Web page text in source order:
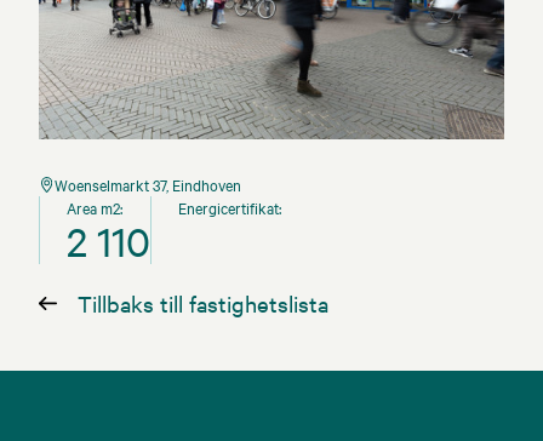
Woenselmarkt 37, Eindhoven
Area m2:
2 110
Energicertifikat:
Tillbaks till fastighetslista